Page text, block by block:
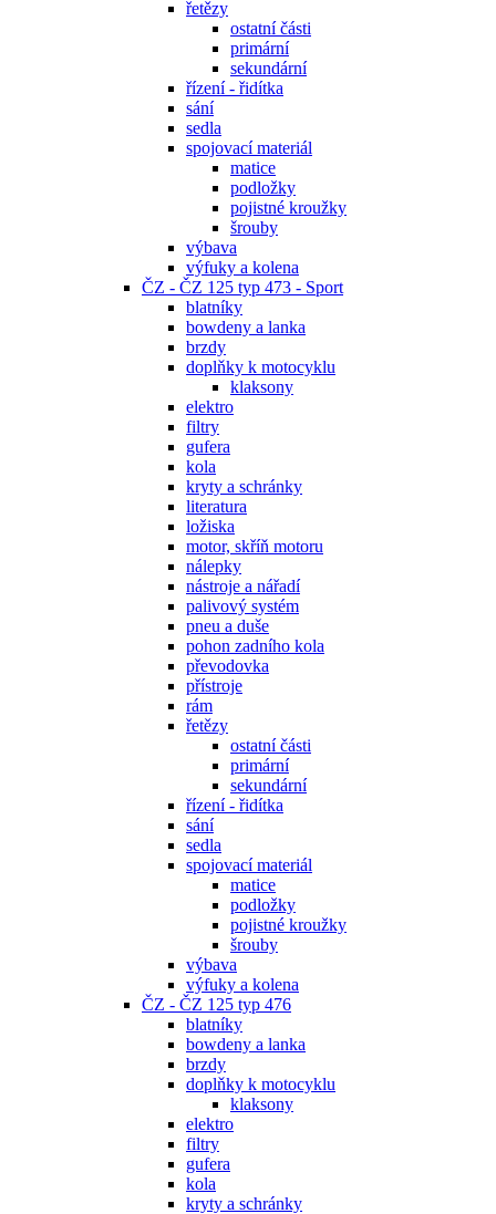
řetězy
ostatní části
primární
sekundární
řízení - řidítka
sání
sedla
spojovací materiál
matice
podložky
pojistné kroužky
šrouby
výbava
výfuky a kolena
ČZ - ČZ 125 typ 473 - Sport
blatníky
bowdeny a lanka
brzdy
doplňky k motocyklu
klaksony
elektro
filtry
gufera
kola
kryty a schránky
literatura
ložiska
motor, skříň motoru
nálepky
nástroje a nářadí
palivový systém
pneu a duše
pohon zadního kola
převodovka
přístroje
rám
řetězy
ostatní části
primární
sekundární
řízení - řidítka
sání
sedla
spojovací materiál
matice
podložky
pojistné kroužky
šrouby
výbava
výfuky a kolena
ČZ - ČZ 125 typ 476
blatníky
bowdeny a lanka
brzdy
doplňky k motocyklu
klaksony
elektro
filtry
gufera
kola
kryty a schránky